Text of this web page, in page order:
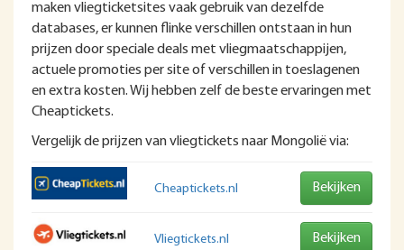
maken vliegticketsites vaak gebruik van dezelfde
databases, er kunnen flinke verschillen ontstaan in hun
prijzen door speciale deals met vliegmaatschappijen,
actuele promoties per site of verschillen in toeslagenen
en extra kosten. Wij hebben zelf de beste ervaringen met
Cheaptickets.
Vergelijk de prijzen van vliegtickets naar Mongolië via:
Cheaptickets.nl Bekijken
Vliegtickets.nl Bekijken